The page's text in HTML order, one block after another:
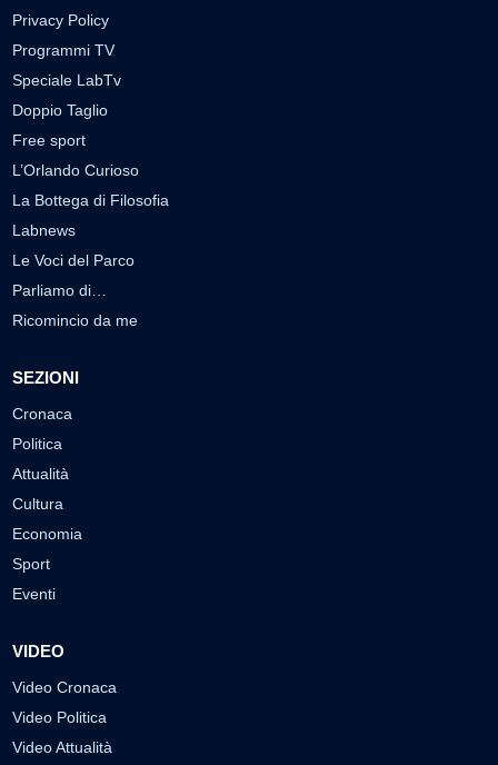
Privacy Policy
Programmi TV
Speciale LabTv
Doppio Taglio
Free sport
L’Orlando Curioso
La Bottega di Filosofia
Labnews
Le Voci del Parco
Parliamo di…
Ricomincio da me
SEZIONI
Cronaca
Politica
Attualità
Cultura
Economia
Sport
Eventi
VIDEO
Video Cronaca
Video Politica
Video Attualità